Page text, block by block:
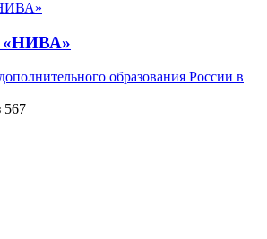
«НИВА»
образования России в
567